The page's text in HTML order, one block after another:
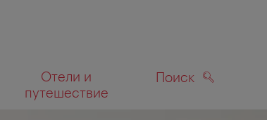
Отели и
путешествие
Поиск